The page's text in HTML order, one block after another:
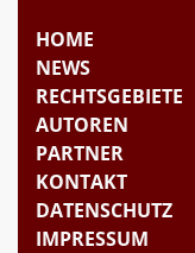
HOME
NEWS
RECHTSGEBIETE
AUTOREN
PARTNER
KONTAKT
DATENSCHUTZ
IMPRESSUM